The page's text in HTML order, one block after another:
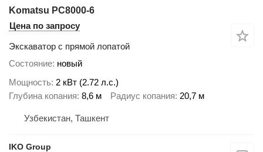
Komatsu PC8000-6
Цена по запросу
Экскаватор с прямой лопатой
Состояние новый
Мощность 2 кВт (2.72 л.с.)
Глубина копания 8,6 м Радиус копания 20,7 м
Узбекистан, Ташкент
IKO Group